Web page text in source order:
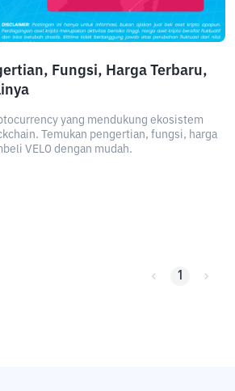
Fungsi, Harga Terbaru,
yang mendukung ekosistem
Temukan pengertian, fungsi, harga
VELO dengan mudah.
1